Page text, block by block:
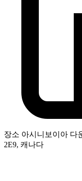
장소 아시니보이아 다
2E9, 캐나다